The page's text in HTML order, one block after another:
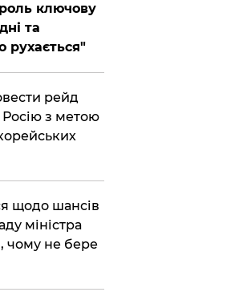
ключову
та
рухається"
рейд
з метою
щодо шансів
міністра
чому не бере